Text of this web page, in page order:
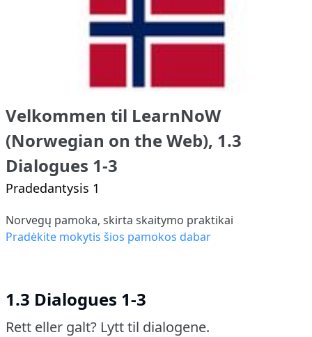
Velkommen til LearnNoW
(Norwegian on the Web), 1.3
Dialogues 1-3
Pradedantysis 1
Norvegų pamoka, skirta skaitymo praktikai
Pradėkite mokytis šios pamokos dabar
1.3 Dialogues 1-3
Rett eller galt? Lytt til dialogene.